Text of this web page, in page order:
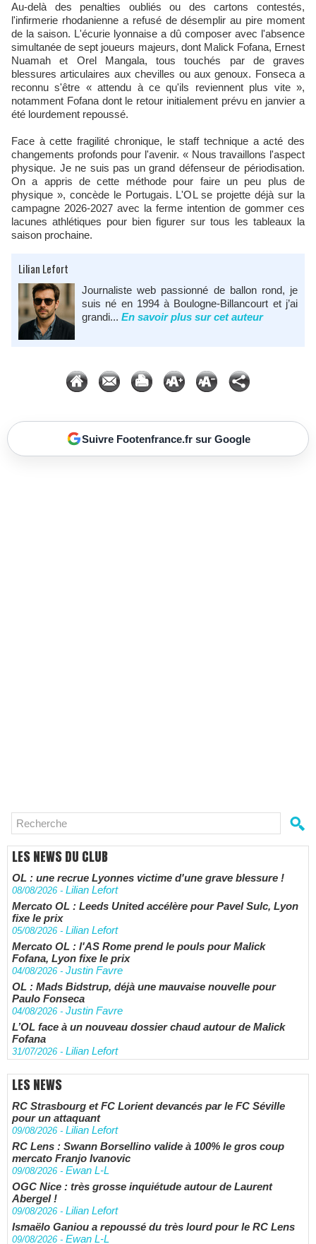
Au-delà des penalties oubliés ou des cartons contestés,
l'infirmerie rhodanienne a refusé de désemplir au pire moment
de la saison. L'écurie lyonnaise a dû composer avec l'absence
simultanée de sept joueurs majeurs, dont Malick Fofana, Ernest
Nuamah et Orel Mangala, tous touchés par de graves
blessures articulaires aux chevilles ou aux genoux. Fonseca a
reconnu s'être « attendu à ce qu'ils reviennent plus vite »,
notamment Fofana dont le retour initialement prévu en janvier a
été lourdement repoussé.
Face à cette fragilité chronique, le staff technique a acté des
changements profonds pour l'avenir. « Nous travaillons l'aspect
physique. Je ne suis pas un grand défenseur de périodisation.
On a appris de cette méthode pour faire un peu plus de
physique », concède le Portugais. L'OL se projette déjà sur la
campagne 2026-2027 avec la ferme intention de gommer ces
lacunes athlétiques pour bien figurer sur tous les tableaux la
saison prochaine.
Lilian Lefort
Journaliste web passionné de ballon rond, je
suis né en 1994 à Boulogne-Billancourt et j’ai
grandi... En savoir plus sur cet auteur
Suivre Footenfrance.fr sur Google
LES NEWS DU CLUB
OL : une recrue Lyonnes victime d'une grave blessure !
08/08/2026 - Lilian Lefort
Mercato OL : Leeds United accélère pour Pavel Sulc, Lyon
fixe le prix
05/08/2026 - Lilian Lefort
Mercato OL : l'AS Rome prend le pouls pour Malick
Fofana, Lyon fixe le prix
04/08/2026 - Justin Favre
OL : Mads Bidstrup, déjà une mauvaise nouvelle pour
Paulo Fonseca
04/08/2026 - Justin Favre
L’OL face à un nouveau dossier chaud autour de Malick
Fofana
31/07/2026 - Lilian Lefort
LES NEWS
RC Strasbourg et FC Lorient devancés par le FC Séville
pour un attaquant
09/08/2026 - Lilian Lefort
RC Lens : Swann Borsellino valide à 100% le gros coup
mercato Franjo Ivanovic
09/08/2026 - Ewan L-L
OGC Nice : très grosse inquiétude autour de Laurent
Abergel !
09/08/2026 - Lilian Lefort
Ismaëlo Ganiou a repoussé du très lourd pour le RC Lens
09/08/2026 - Ewan L-L